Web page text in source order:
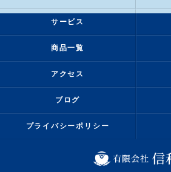
サービス
商品一覧
アクセス
ブログ
プライバシーポリシー